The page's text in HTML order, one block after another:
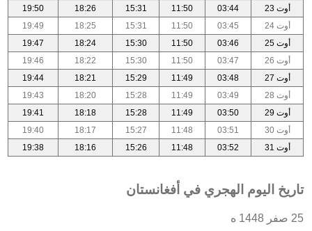
أوت 23
03:44
11:50
15:31
18:26
19:50
أوت 24
03:45
11:50
15:31
18:25
19:49
أوت 25
03:46
11:50
15:30
18:24
19:47
أوت 26
03:47
11:50
15:30
18:22
19:46
أوت 27
03:48
11:49
15:29
18:21
19:44
أوت 28
03:49
11:49
15:28
18:20
19:43
أوت 29
03:50
11:49
15:28
18:18
19:41
أوت 30
03:51
11:48
15:27
18:17
19:40
أوت 31
03:52
11:48
15:26
18:16
19:38
تاريخ اليوم الهجري في أفغانستان
25 صفر 1448 ه